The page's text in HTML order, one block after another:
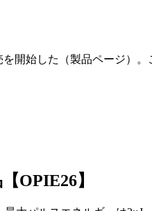
開始した（製品ページ）
OPIE26】